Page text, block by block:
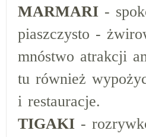
MARMARI -
piaszczysto -
mnóstwo atrakcji
tu również
i restauracje.
TIGAKI -